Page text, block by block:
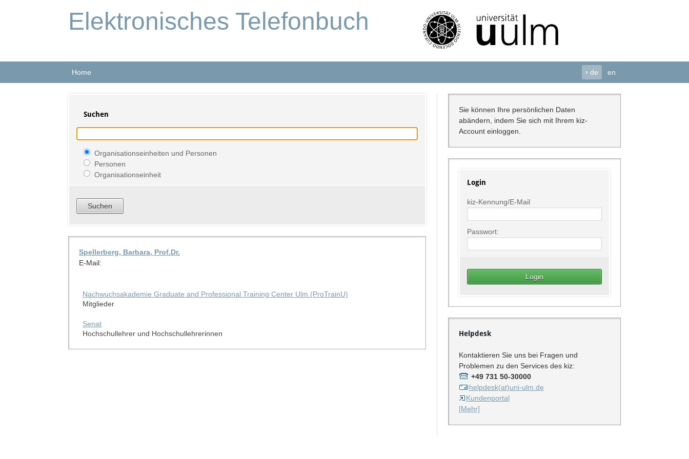
Elektronisches Telefonbuch
Home › de en
Suchen
Organisationseinheiten und Personen
Personen
Organisationseinheit
Spellerberg, Barbara, Prof.Dr.
E-Mail:
Nachwuchsakademie Graduate and Professional Training Center Ulm (ProTrainU)
Mitglieder
Senat
Hochschullehrer und Hochschullehrerinnen
Sie können Ihre persönlichen Daten
abändern, indem Sie sich mit Ihrem kiz-
Account einloggen.
Login
kiz-Kennung/E-Mail
Passwort:
Helpdesk
Kontaktieren Sie uns bei Fragen und
Problemen zu den Services des kiz:
+49 731 50-30000
helpdesk(at)uni-ulm.de
Kundenportal
[Mehr]